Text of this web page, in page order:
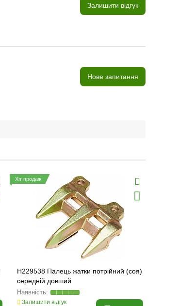
Залишити відгук
Нове запитання
Хіт продаж
H229538 Палець жатки потрійний (соя)
середній довший
Залишити відгук